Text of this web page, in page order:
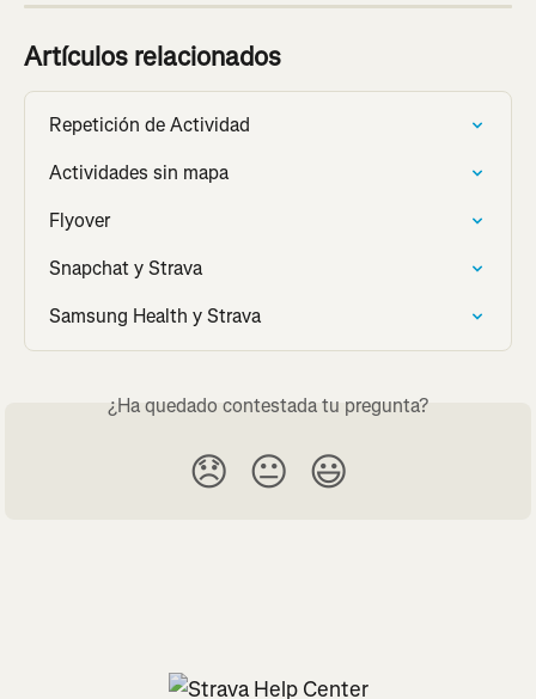
Artículos relacionados
Repetición de Actividad
Actividades sin mapa
Flyover
Snapchat y Strava
Samsung Health y Strava
¿Ha quedado contestada tu pregunta?
😞 😐 😃